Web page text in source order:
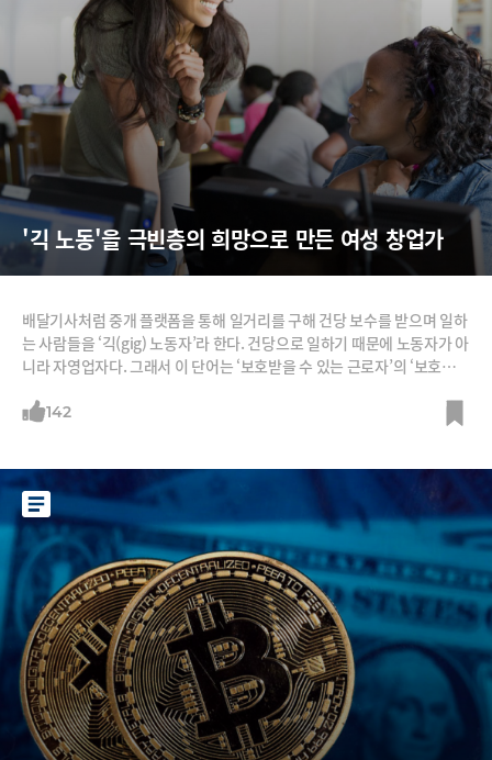
'긱 노동'을 극빈층의 희망으로 만든 여성 창업가
배달기사처럼 중개 플랫폼을 통해 일거리를 구해 건당 보수를 받으며 일하
는 사람들을 ‘긱(gig) 노동자’라 한다. 건당으로 일하기 때문에 노동자가 아
니라 자영업자다. 그래서 이 단어는 ‘보호받을 수 있는 근로자’의 ‘보호받을
통해 수많은 극빈층을 빈곤에서 벗어나게 한 사회적 기업 창업가가 있다.
142